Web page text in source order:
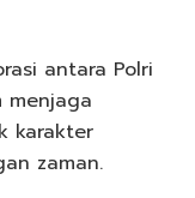
antara Polri
menjaga
karakter
zaman.